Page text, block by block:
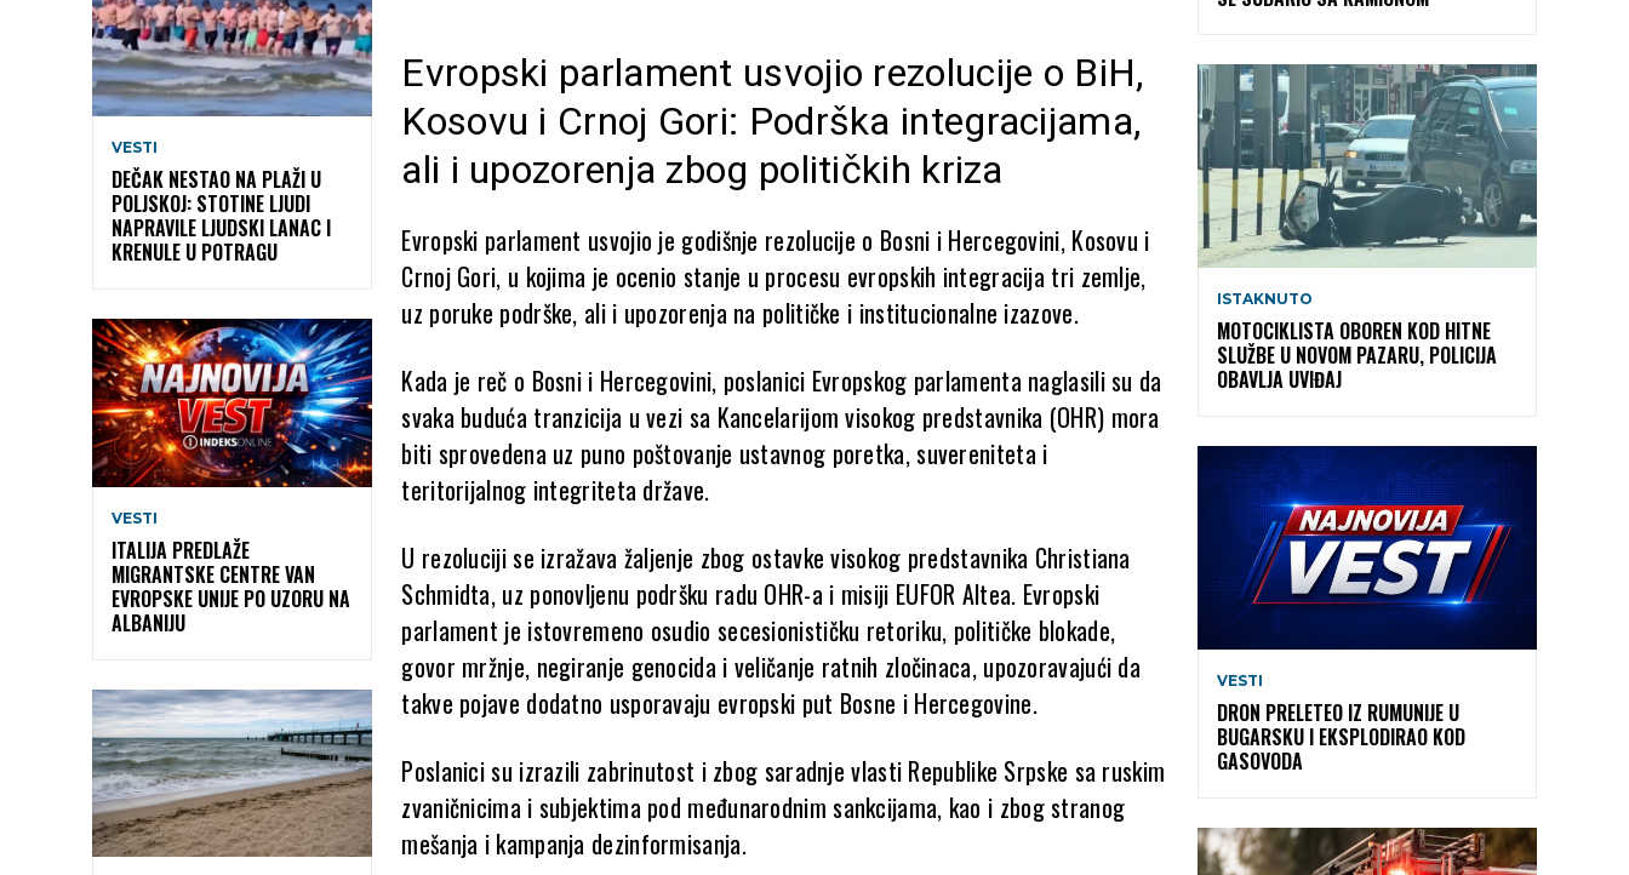
VESTI
DEČAK NESTAO NA PLAŽI U
POLJSKOJ: STOTINE LJUDI
NAPRAVILE LJUDSKI LANAC I
KRENULE U POTRAGU
VESTI
ITALIJA PREDLAŽE
MIGRANTSKE CENTRE VAN
EVROPSKE UNIJE PO UZORU NA
ALBANIJU
Evropski parlament usvojio rezolucije o BiH,
Kosovu i Crnoj Gori: Podrška integracijama,
ali i upozorenja zbog političkih kriza
Evropski parlament usvojio je godišnje rezolucije o Bosni i Hercegovini, Kosovu i
Crnoj Gori, u kojima je ocenio stanje u procesu evropskih integracija tri zemlje,
uz poruke podrške, ali i upozorenja na političke i institucionalne izazove.
Kada je reč o Bosni i Hercegovini, poslanici Evropskog parlamenta naglasili su da
svaka buduća tranzicija u vezi sa Kancelarijom visokog predstavnika (OHR) mora
biti sprovedena uz puno poštovanje ustavnog poretka, suvereniteta i
teritorijalnog integriteta države.
U rezoluciji se izražava žaljenje zbog ostavke visokog predstavnika Christiana
Schmidta, uz ponovljenu podršku radu OHR-a i misiji EUFOR Altea. Evropski
parlament je istovremeno osudio secesionističku retoriku, političke blokade,
govor mržnje, negiranje genocida i veličanje ratnih zločinaca, upozoravajući da
takve pojave dodatno usporavaju evropski put Bosne i Hercegovine.
Poslanici su izrazili zabrinutost i zbog saradnje vlasti Republike Srpske sa ruskim
zvaničnicima i subjektima pod međunarodnim sankcijama, kao i zbog stranog
mešanja i kampanja dezinformisanja.
ISTAKNUTO
MOTOCIKLISTA OBOREN KOD HITNE
SLUŽBE U NOVOM PAZARU, POLICIJA
OBAVLJA UVIĐAJ
VESTI
DRON PRELETEO IZ RUMUNIJE U
BUGARSKU I EKSPLODIRAO KOD
GASOVODA